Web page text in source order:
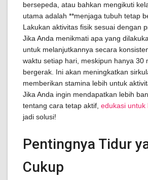
bersepeda, atau bahkan mengikuti
utama adalah **menjaga tubuh tetap
Lakukan aktivitas fisik sesuai dengan
Jika Anda menikmati apa yang
untuk melanjutkannya secara
waktu setiap hari, meskipun hanya 30
bergerak. Ini akan meningkatkan
memberikan stamina lebih untuk
Jika Anda ingin mendapatkan lebih
tentang cara tetap aktif, edukasi untuk
jadi solusi!
Pentingnya Tidur
Cukup